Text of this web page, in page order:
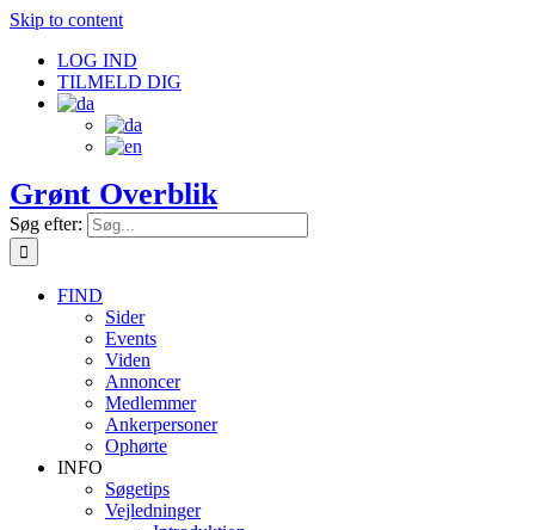
Skip to content
LOG IND
TILMELD DIG
Grønt Overblik
Søg efter:
FIND
Sider
Events
Viden
Annoncer
Medlemmer
Ankerpersoner
Ophørte
INFO
Søgetips
Vejledninger